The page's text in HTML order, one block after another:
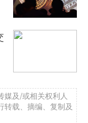
媒及/或相关权利人
转载、摘编、复制及